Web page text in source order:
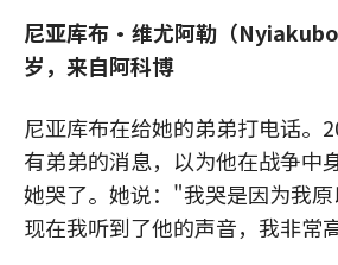
尼亚库布·维尤阿勒（
岁，来自阿科博
尼亚库布在给她的弟弟打电话。
有弟弟的消息，以为他在战争中
她哭了。她说："我哭是因为我
现在我听到了他的声音，我非常